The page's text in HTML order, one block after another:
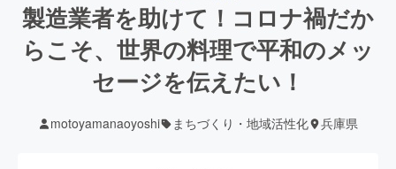
製造業者を助けて！コロナ禍だか
らこそ、世界の料理で平和のメッ
セージを伝えたい！
motoyamanaoyoshi まちづくり・地域活性化 兵庫県